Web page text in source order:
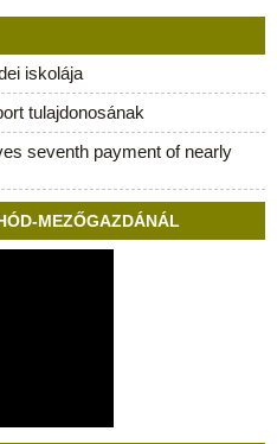
iskolája
tulajdonosának
seventh payment of nearly
MEZŐGAZDÁNÁL